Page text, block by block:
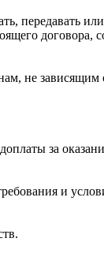
передавать
договора,
не
за
и